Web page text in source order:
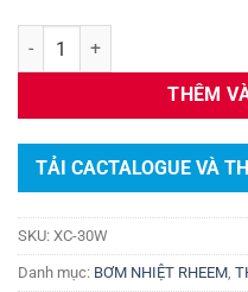
Bình Nước Nóng RHEEM XC-
THÊM
TẢI CACTALOGUE VÀ
SKU: XC-30W
Danh mục: BƠM NHIỆT RHEEM,